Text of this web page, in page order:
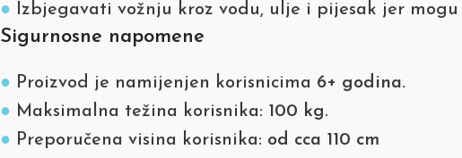
● Izbjegavati vožnju kroz vodu, ulje i pijesak jer
Sigurnosne napomene
● Proizvod je namijenjen korisnicima 6+ godina.
● Maksimalna težina korisnika: 100 kg.
● Preporučena visina korisnika: od cca 110 cm